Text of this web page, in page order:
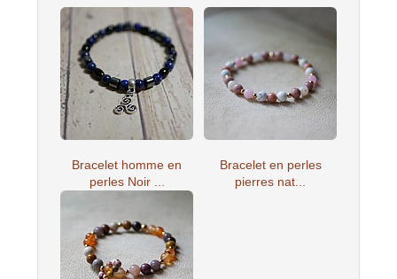
Bracelet homme en
perles Noir ...
Bracelet en perles
pierres nat...